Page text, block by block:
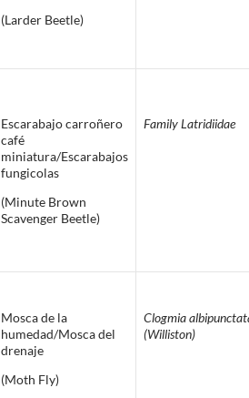
(Larder Beetle)
Escarabajo carroñero
café
miniatura/Escarabajos
fungicolas
(Minute Brown
Scavenger Beetle)
Family Latridiidae
Mosca de la
humedad/Mosca del
drenaje
(Moth Fly)
Clogmia
(Williston)